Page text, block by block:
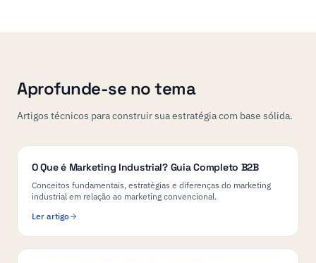
Aprofunde-se no tema
Artigos técnicos para construir sua estratégia com base sólida.
O Que é Marketing Industrial? Guia Completo B2B
Conceitos fundamentais, estratégias e diferenças do marketing
industrial em relação ao marketing convencional.
Ler artigo